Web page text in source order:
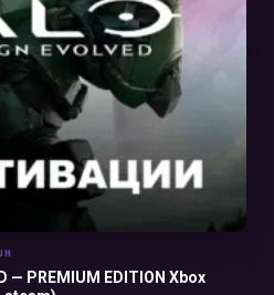
— PREMIUM EDITION Xbox